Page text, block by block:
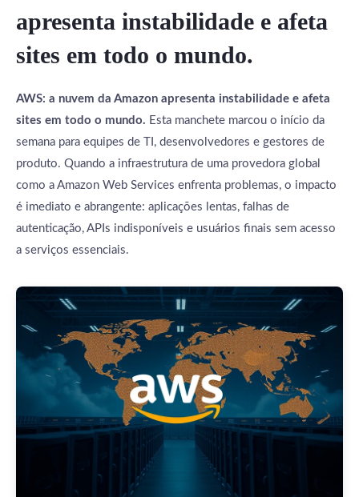
apresenta instabilidade e afeta
sites em todo o mundo.
AWS: a nuvem da Amazon apresenta instabilidade e afeta
sites em todo o mundo. Esta manchete marcou o início da
semana para equipes de TI, desenvolvedores e gestores de
produto. Quando a infraestrutura de uma provedora global
como a Amazon Web Services enfrenta problemas, o impacto
é imediato e abrangente: aplicações lentas, falhas de
autenticação, APIs indisponíveis e usuários finais sem acesso
a serviços essenciais.